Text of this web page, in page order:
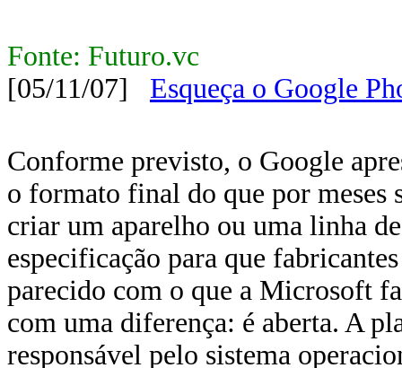
Fonte: Futuro.vc
[05/11/07] Esqueça o Google
Conforme previsto, o Google
o formato final do que por meses
criar um aparelho ou uma linha
especificação para que
parecido com o que a Microsoft
com uma diferença: é aberta. A
responsável pelo sistema